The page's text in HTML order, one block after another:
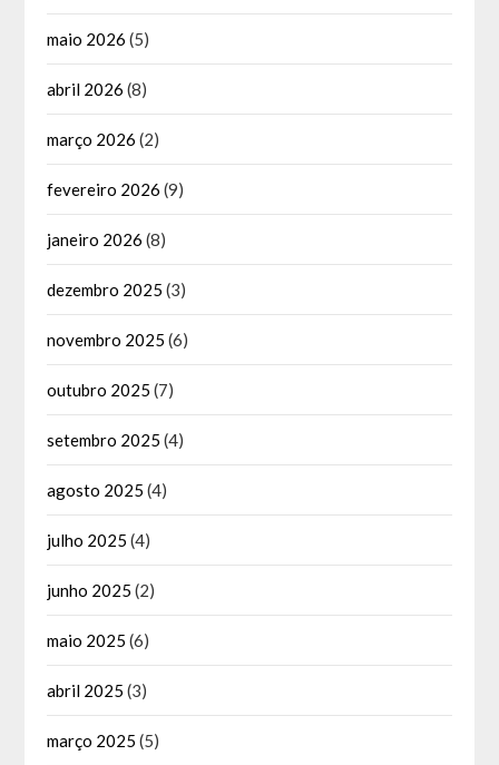
maio 2026 (5)
abril 2026 (8)
março 2026 (2)
fevereiro 2026 (9)
janeiro 2026 (8)
dezembro 2025 (3)
novembro 2025 (6)
outubro 2025 (7)
setembro 2025 (4)
agosto 2025 (4)
julho 2025 (4)
junho 2025 (2)
maio 2025 (6)
abril 2025 (3)
março 2025 (5)